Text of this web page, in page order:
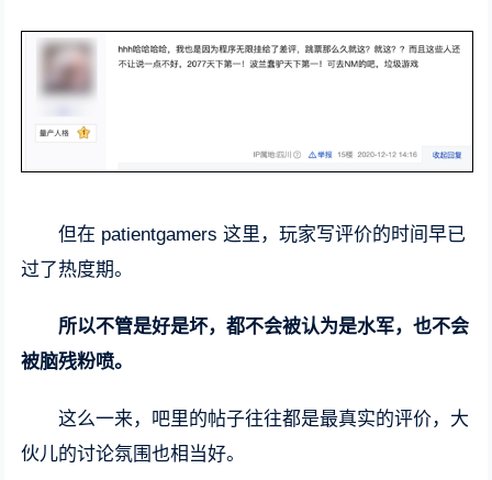
但在 patientgamers 这里，玩家写评价的时间早已
过了热度期。
所以不管是好是坏，都不会被认为是水军，也不会
被脑残粉喷。
这么一来，吧里的帖子往往都是最真实的评价，大
伙儿的讨论氛围也相当好。